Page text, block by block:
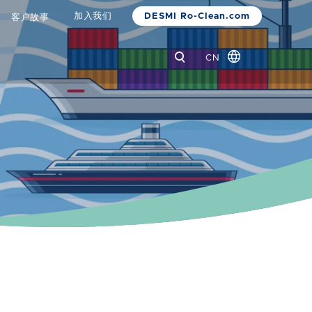
客户故事 加入我们 DESMI Ro-Clean.com
CN
Global
Dutch
French
German
Italian
Korean